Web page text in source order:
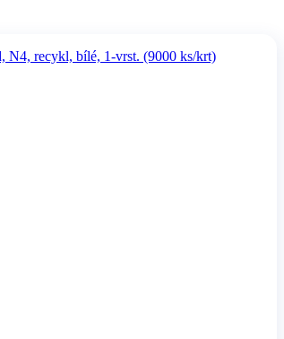
N4, recykl, bílé, 1-vrst. (9000 ks/krt)